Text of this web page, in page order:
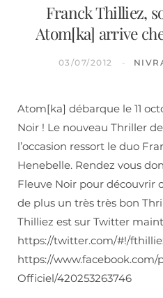
Franck Thilliez,
Atom[ka] arrive
03/07/2012
Atom[ka] débarque le 11
Noir ! Le nouveau Thriller
l’occasion ressort le duo
Henebelle. Rendez vous
Fleuve Noir pour découvrir
de plus un très très bon
Thilliez est sur Twitter
https://twitter.com/#!/
https://www.facebook.com/
Officiel/420253263746